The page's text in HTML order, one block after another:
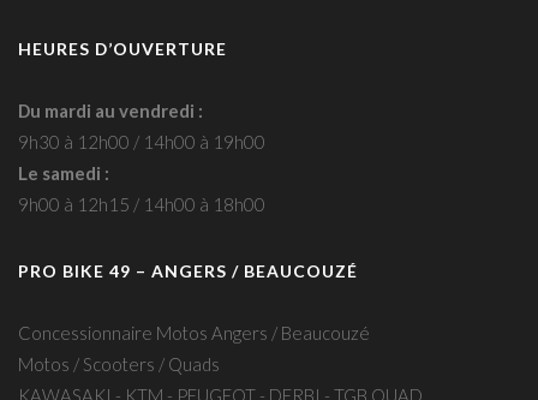
HEURES D’OUVERTURE
Du mardi au vendredi :
9h30 à 12h00 / 14h00 à 19h00
Le samedi :
9h00 à 12h15 / 14h00 à 18h00
PRO BIKE 49 – ANGERS / BEAUCOUZÉ
Concessionnaire Motos Angers / Beaucouzé
Motos / Scooters / Quads
KAWASAKI - KTM - PEUGEOT - DERBI - TGB QUAD